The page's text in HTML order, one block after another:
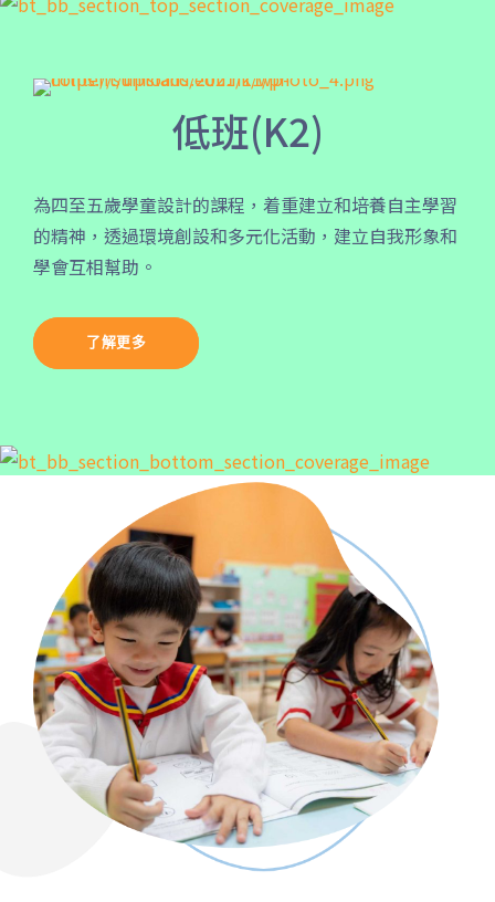
保姆車1
德明邨, 啟業邨, 彩盈邨, 翔龍灣,
寶其利街, 必嘉街(近公廁), 愛民
邨, 何文田邨, 新柳街, 海逸豪園,
半島豪庭, 海明軒, 彩虹地鐵站A
前往方法
葵興分校
港鐵 葵興站 (C出口)
巴士
30, 31M, 32M, 33A, 34, 36A,
57M, 58M, 59A, 60, 61M, 66,
67M, 68A, 69M, 69P, 235M,
237A, 260C, 265M, 265P,
269M, 930, 935, A31, E32
小巴
87M, 89, 89A, 89B, 89M, 94,
302, 313, 406, 407
保姆車1
梨木樹, 石蔭 葵涌邨, 葵景
前往方法
葵景分校
港鐵 葵興站 (C出口)
30, 31M, 32M, 33A, 36A, 36M,
低班(K2)
為四至五歲學童設計的課程，着重建立和培養⾃主學習
的精神，透過環境創設和多元化活動，建立⾃我形象和
學會互相幫助。
了解更多